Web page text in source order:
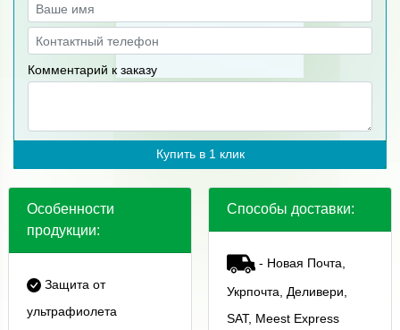
Комментарий к заказу
Купить в 1 клик
Особенности
продукции:
Защита от
ультрафиолета
Способы доставки:
- Новая Почта,
Укрпочта, Деливери,
SAT, Meest Express